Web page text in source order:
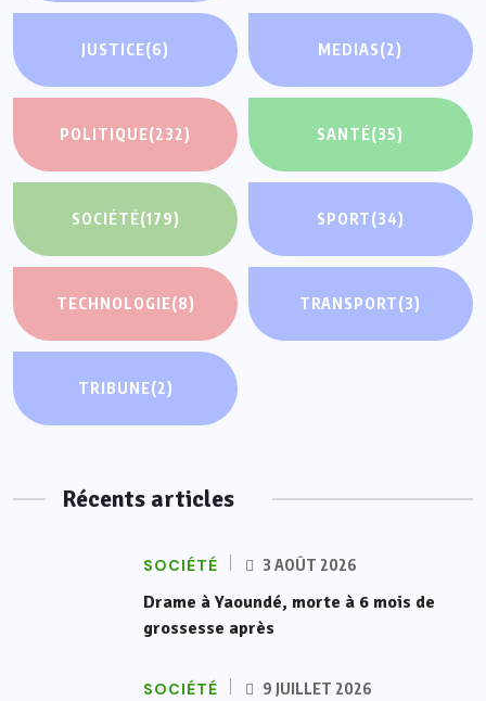
JUSTICE(6) MEDIAS(2)
POLITIQUE(232) SANTÉ(35)
SOCIÉTÉ(179) SPORT(34)
TECHNOLOGIE(8) TRANSPORT(3)
TRIBUNE(2)
Récents articles
SOCIÉTÉ 3 AOÛT 2026
Drame à Yaoundé, morte à 6 mois de
grossesse après
SOCIÉTÉ 9 JUILLET 2026